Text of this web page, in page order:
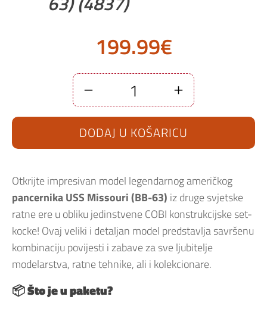
199.99€
COBI
kocke
Battleship
Missouri
(BB-
DODAJ U KOŠARICU
Otkrijte impresivan model legendarnog američkog
pancernika USS Missouri (BB-63) iz druge svjetske
ratne ere u obliku jedinstvene COBI konstrukcijske set-
kocke! Ovaj veliki i detaljan model predstavlja savršenu
kombinaciju povijesti i zabave za sve ljubitelje
modelarstva, ratne tehnike, ali i kolekcionare.
📦 Što je u paketu?